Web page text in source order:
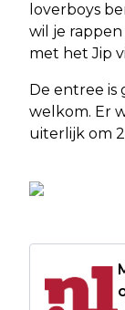
loverboys
wil je
met het Jip
De entree is
welkom. Er
uiterlijk om